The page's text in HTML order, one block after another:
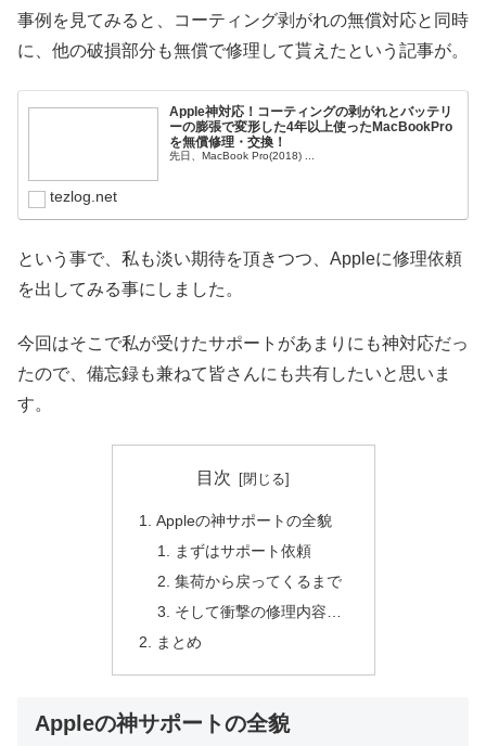
事例を見てみると、コーティング剥がれの無償対応と同時
に、他の破損部分も無償で修理して貰えたという記事が。
Apple神対応！コーティングの剥がれとバッテリ
ーの膨張で変形した4年以上使ったMacBookPro
を無償修理・交換！
先日、MacBook Pro(2018) ...
tezlog.net
という事で、私も淡い期待を頂きつつ、Appleに修理依頼
を出してみる事にしました。
今回はそこで私が受けたサポートがあまりにも神対応だっ
たので、備忘録も兼ねて皆さんにも共有したいと思いま
す。
目次
Appleの神サポートの全貌
まずはサポート依頼
集荷から戻ってくるまで
そして衝撃の修理内容…
まとめ
Appleの神サポートの全貌